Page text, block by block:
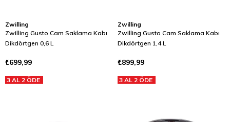
Zwilling
Zwilling Gusto Cam Saklama Kabı
Dikdörtgen 0,6 L
₺699,99
3 AL 2 ÖDE
Zwilling
Zwilling Gusto Cam Saklama Kabı
Dikdörtgen 1,4 L
₺899,99
3 AL 2 ÖDE